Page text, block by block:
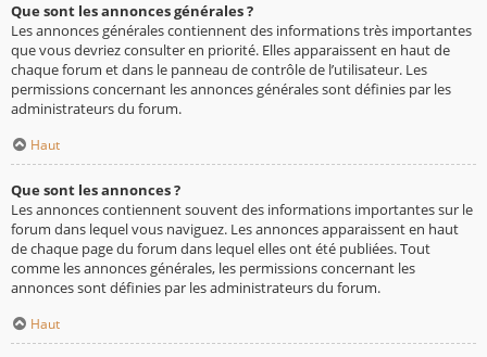
Que sont les annonces générales ?
Les annonces générales contiennent des informations très importantes
que vous devriez consulter en priorité. Elles apparaissent en haut de
chaque forum et dans le panneau de contrôle de l’utilisateur. Les
permissions concernant les annonces générales sont définies par les
administrateurs du forum.
Haut
Que sont les annonces ?
Les annonces contiennent souvent des informations importantes sur le
forum dans lequel vous naviguez. Les annonces apparaissent en haut
de chaque page du forum dans lequel elles ont été publiées. Tout
comme les annonces générales, les permissions concernant les
annonces sont définies par les administrateurs du forum.
Haut